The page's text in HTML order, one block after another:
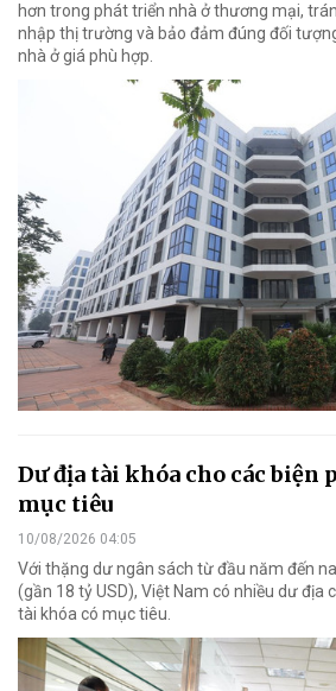
hơn trong phát triển nhà ở thương mại,
nhập thị trường và bảo đảm đúng đối
nhà ở giá phù hợp.
Dư địa tài khóa cho các biện
mục tiêu
10/08/2026 04:05
Với thặng dư ngân sách từ đầu năm đến
(gần 18 tỷ USD), Việt Nam có nhiều dư địa
tài khóa có mục tiêu.